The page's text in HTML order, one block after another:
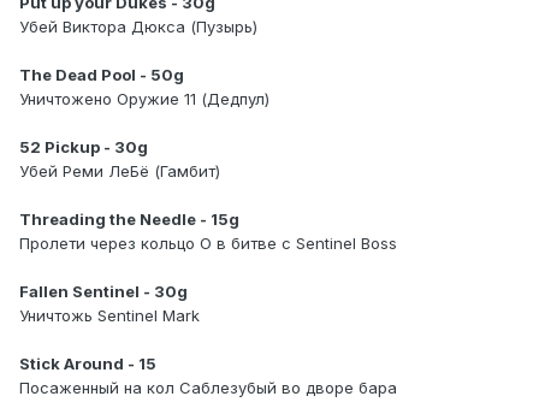
Убей Виктора Дюкса (Пузырь)
The Dead Pool - 50g
Уничтожено Оружие 11 (Дедпул)
52 Pickup - 30g
Убей Реми ЛеБё (Гамбит)
Threading the Needle - 15g
Пролети через кольцо О в битве с Sentinel Boss
Fallen Sentinel - 30g
Уничтожь Sentinel Mark
Stick Around - 15
Посаженный на кол Саблезубый во дворе бара